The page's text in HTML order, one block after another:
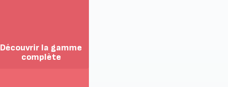
Découvrir la gamme
complète